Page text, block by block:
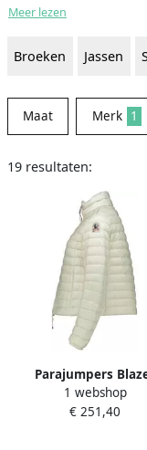
Meer lezen
Broeken Jassen
Maat Merk 1
19 resultaten:
Parajumpers
8059382754935
1 webshop
€ 251,40